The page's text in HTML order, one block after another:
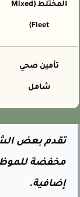
المختلط (Mixed
Fleet)
تأمين صحي
شامل
تقدم بعض
مخفضة للموظف
إضافية.